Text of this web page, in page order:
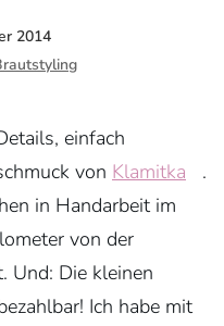
2014
einfach
von Klamitka
.
in Handarbeit im
von der
Und: Die kleinen
Ich habe mit